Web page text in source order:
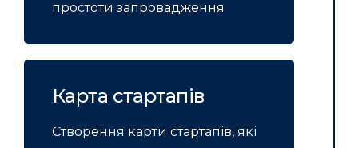
простоти запровадження
Карта стартапів
Створення карти стартапів, які